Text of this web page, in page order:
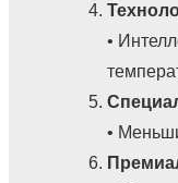
•
•